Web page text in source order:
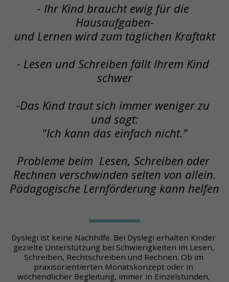
- Ihr Kind braucht ewig für die
Hausaufgaben-
und Lernen wird zum täglichen Kraftakt
- Lesen und Schreiben fällt Ihrem Kind
schwer
-Das Kind traut sich immer weniger zu
und sagt:
"Ich kann das einfach nicht."
Probleme beim  Lesen, Schreiben oder
Rechnen verschwinden selten von allein.
Pädagogische Lernförderung kann helfen
Dyslegi ist keine Nachhilfe. Bei Dyslegi erhalten Kinder
gezielte Unterstützung bei Schwierigkeiten im Lesen,
Schreiben, Rechtschreiben und Rechnen. Ob im
praxisorientierten Monatskonzept oder in
wöchendlicher Begleitung, immer in Einzelstunden,